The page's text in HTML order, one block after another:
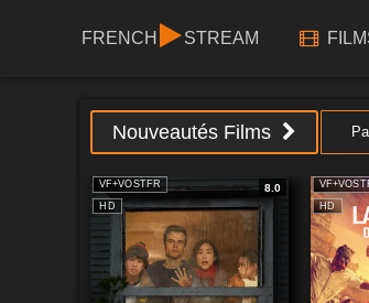
FRENCH STREAM
Nouveautés Films
HD
VF+VOSTFR 8.0
HD